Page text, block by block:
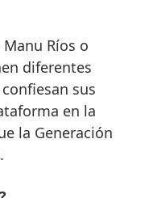
Ríos o
diferentes
sus
en la
la Generación